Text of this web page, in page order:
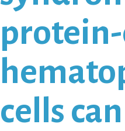
cells